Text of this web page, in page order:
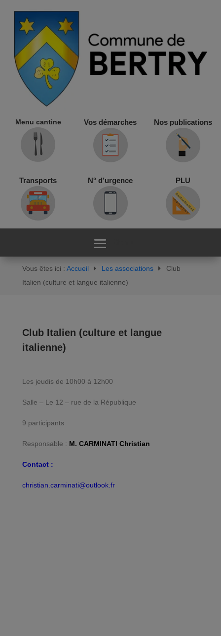
Menu cantine Vos démarches Nos publications
Transports N° d’urgence PLU
Vous êtes ici : Accueil Les associations
Club
Italien (culture et langue italienne)
Club Italien (culture et langue
italienne)
Les jeudis de 10h00 à 12h00
Salle – Le 12 – rue de la République
9 participants
Responsable : M. CARMINATI Christian
Contact :
christian.carminati@outlook.fr